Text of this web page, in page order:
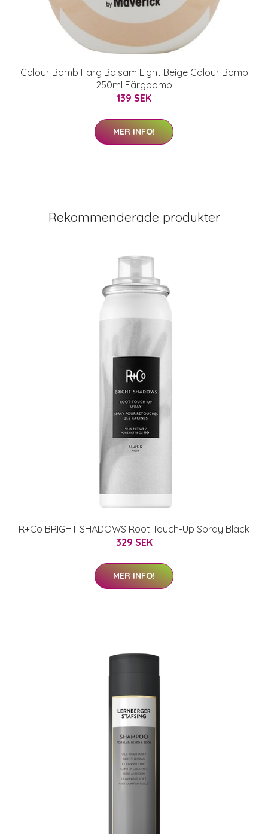
Colour Bomb Färg Balsam Light Beige Colour Bomb
250ml Färgbomb
139 SEK
MER INFO!
Rekommenderade produkter
R+Co BRIGHT SHADOWS Root Touch-Up Spray Black
329 SEK
MER INFO!